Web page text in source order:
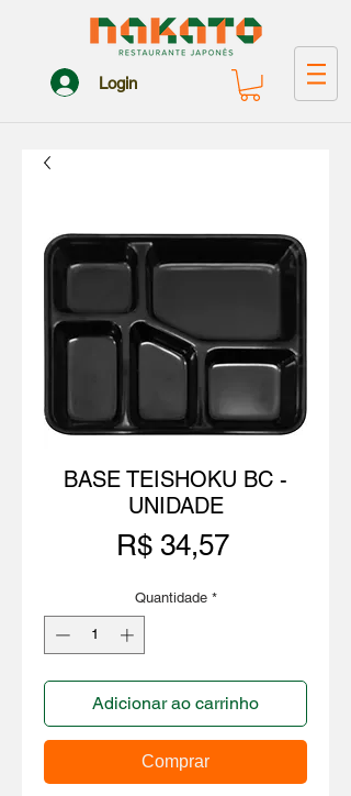
Login
BASE TEISHOKU BC -
UNIDADE
R$ 34,57Preço
Quantidade *
Adicionar ao carrinho
Comprar